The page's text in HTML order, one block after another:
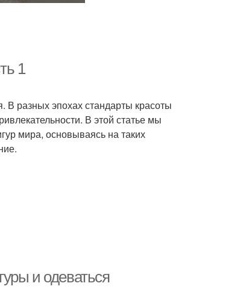
1
В разных эпохах стандарты красоты
В этой статье мы
мира, основываясь на таких
и одеваться